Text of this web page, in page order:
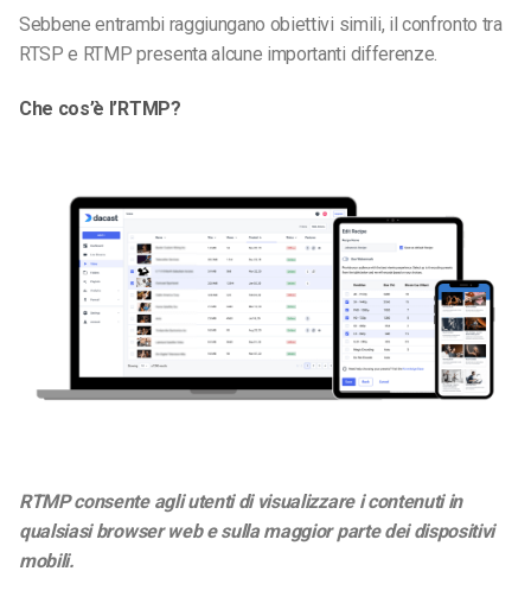
Sebbene entrambi raggiungano obiettivi simili, il confronto tra
RTSP e RTMP presenta alcune importanti differenze.
Che cos’è l’RTMP?
RTMP consente agli utenti di visualizzare i contenuti in
qualsiasi browser web e sulla maggior parte dei dispositivi
mobili.